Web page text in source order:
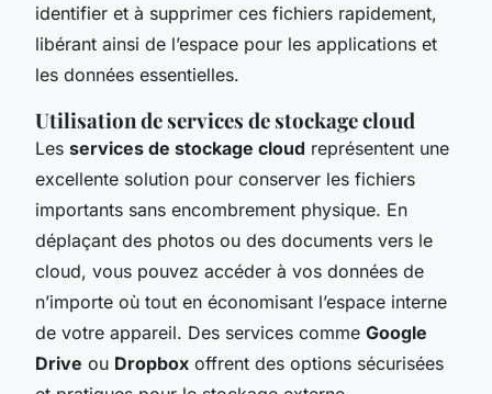
identifier et à supprimer ces fichiers rapidement,
libérant ainsi de l’espace pour les applications et
les données essentielles.
Utilisation de services de stockage cloud
Les services de stockage cloud représentent une
excellente solution pour conserver les fichiers
importants sans encombrement physique. En
déplaçant des photos ou des documents vers le
cloud, vous pouvez accéder à vos données de
n’importe où tout en économisant l’espace interne
de votre appareil. Des services comme Google
Drive ou Dropbox offrent des options sécurisées